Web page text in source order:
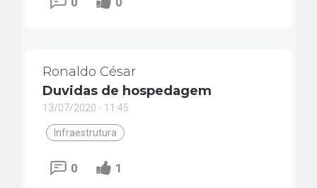
Ronaldo César
Duvidas de hospedagem
13/07/2020 - 11:45
Infraestrutura
0 1